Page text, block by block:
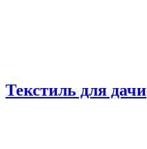
Текстиль для дачи